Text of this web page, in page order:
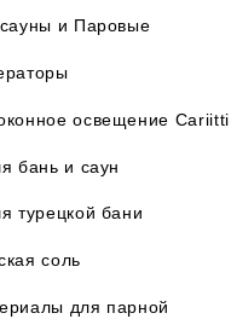
и Паровые
освещение Cariitti
бань и саун
турецкой бани
соль
для парной